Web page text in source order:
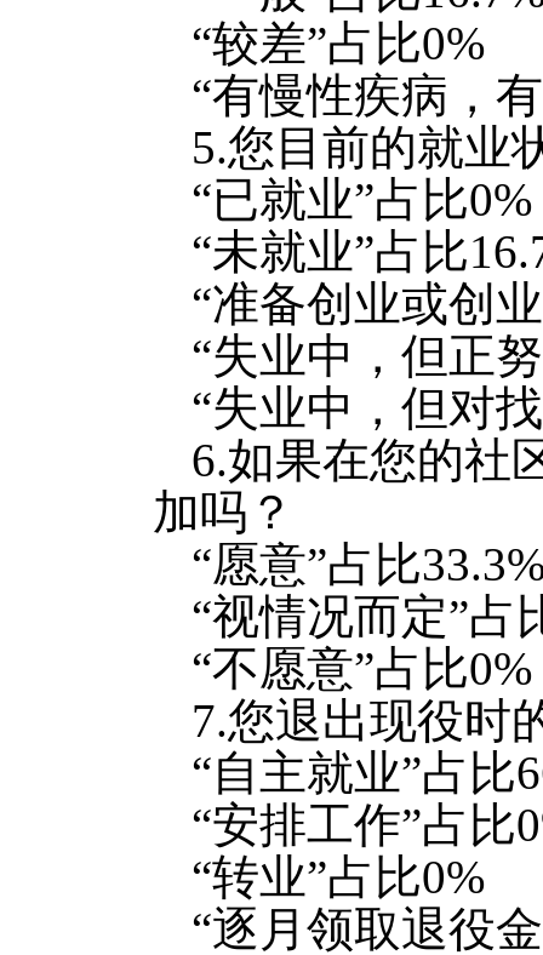
“较差”占比0%
“有慢性疾病，
5.您目前的就业
“已就业”占比0%
“未就业”占比
“准备创业或创
“失业中，但正
“失业中，但对
6.如果在您的社
加吗？
“愿意”占比
“视情况而定”占
“不愿意”占比0%
7.您退出现役时
“自主就业”占比
“安排工作”占比
“转业”占比0%
“逐月领取退役